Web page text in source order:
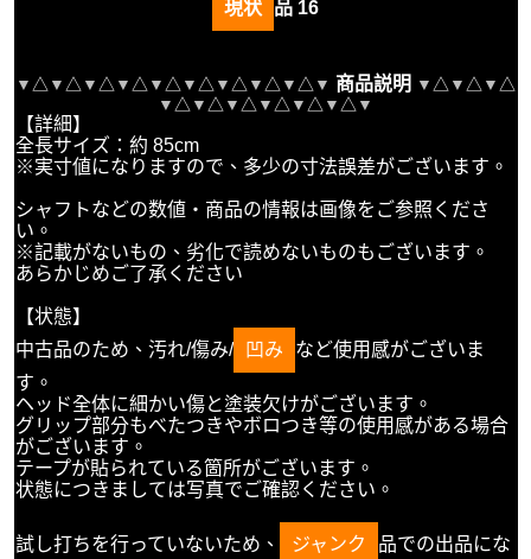
現状
品 16
▼ △ ▼ △ ▼ △ ▼ △ ▼ △ ▼ △ ▼ △ ▼ △ ▼ △ ▼ 商品説明 ▼ △ ▼ △ ▼ △
▼ △ ▼ △ ▼ △ ▼ △ ▼ △ ▼ △ ▼
【詳細】
全長サイズ：約 85cm
※実寸値になりますので、多少の寸法誤差がございます。
シャフトなどの数値・商品の情報は画像をご参照くださ
い。
※記載がないもの、劣化で読めないものもございます。
あらかじめご了承ください
【状態】
中古品のため、汚れ/傷み/
凹み
など使用感がございま
す。
ヘッド全体に細かい傷と塗装欠けがございます。
グリップ部分もべたつきやボロつき等の使用感がある場合
がございます。
テープが貼られている箇所がございます。
状態につきましては写真でご確認ください。
試し打ちを行っていないため、 ジャンク
品での出品にな